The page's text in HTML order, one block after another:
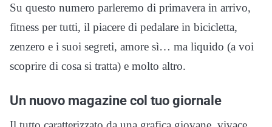
Su questo numero parleremo di primavera in arrivo,
fitness per tutti, il piacere di pedalare in bicicletta,
zenzero e i suoi segreti, amore sì… ma liquido (a voi
scoprire di cosa si tratta) e molto altro.
Un nuovo magazine col tuo giornale